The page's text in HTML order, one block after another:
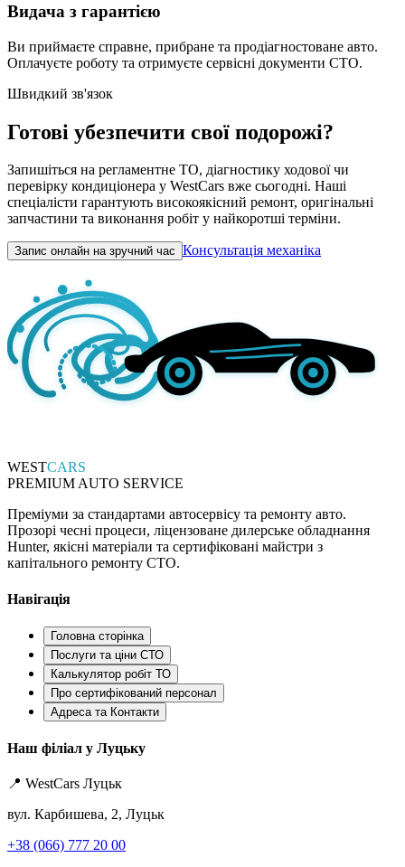
Видача з гарантією
Ви приймаєте справне, прибране та продіагностоване авто.
Оплачуєте роботу та отримуєте сервісні документи СТО.
Швидкий зв'язок
Готові убезпечити свої подорожі?
Запишіться на регламентне ТО, діагностику ходової чи
перевірку кондиціонера у WestCars вже сьогодні. Наші
спеціалісти гарантують високоякісний ремонт, оригінальні
запчастини та виконання робіт у найкоротші терміни.
Запис онлайн на зручний час Консультація механіка
WESTCARS
PREMIUM AUTO SERVICE
Преміуми за стандартами автосервісу та ремонту авто.
Прозорі чесні процеси, ліцензоване дилерське обладнання
Hunter, якісні матеріали та сертифіковані майстри з
капітального ремонту СТО.
Навігація
Головна сторінка
Послуги та ціни СТО
Калькулятор робіт ТО
Про сертифікований персонал
Адреса та Контакти
Наш філіал у Луцьку
📍 WestCars Луцьк
вул. Карбишева, 2, Луцьк
+38 (066) 777 20 00